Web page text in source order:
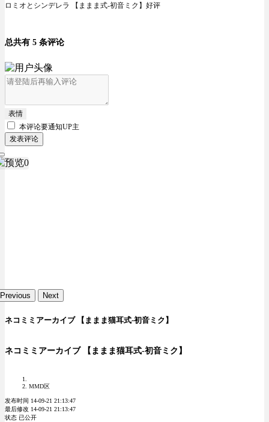
ロミオとシンデレラ 【ままま式-初音ミク】好评
总共有 5 条评论
表情
本评论要通知UP主
发表评论
Previous Next
ネコミミアーカイブ 【ままま猫耳式-初音ミク】
ネコミミアーカイブ 【ままま猫耳式-初音ミク】
MMD区
发布时间 14-09-21 21:13:47
最后修改 14-09-21 21:13:47
状态 已公开